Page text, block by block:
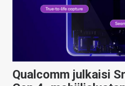
Qualcomm julkaisi